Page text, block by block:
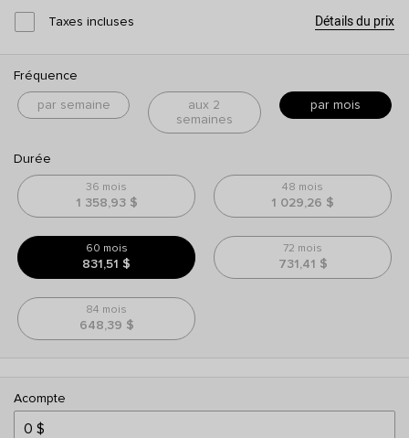
Taxes incluses Détails du prix
Fréquence
par semaine
aux 2
semaines
par mois
Durée
36 mois
1 358,93 $
48 mois
1 029,26 $
60 mois
831,51 $
72 mois
731,41 $
84 mois
648,39 $
Acompte